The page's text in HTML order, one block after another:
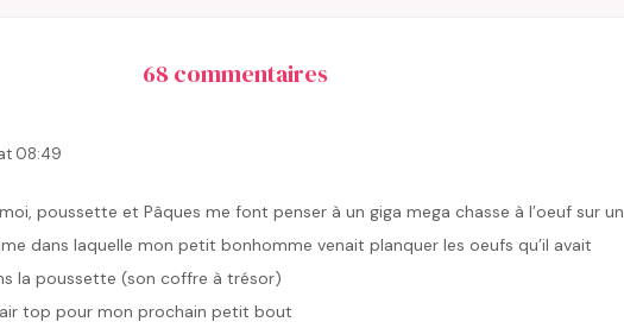
68 commentaires
08:49
poussette et Pâques me font penser à un giga mega chasse à l’oeuf sur un
dans laquelle mon petit bonhomme venait planquer les oeufs qu’il avait
la poussette (son coffre à trésor)
top pour mon prochain petit bout